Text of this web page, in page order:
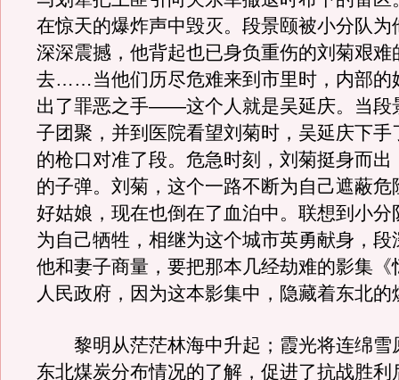
在惊天的爆炸声中毁灭。段景颐被小分队为
深深震撼，他背起也已身负重伤的刘菊艰难
去……当他们历尽危难来到市里时，内部的
出了罪恶之手——这个人就是吴延庆。当段
子团聚，并到医院看望刘菊时，吴延庆下手
的枪口对准了段。危急时刻，刘菊挺身而出
的子弹。刘菊，这个一路不断为自己遮蔽危
好姑娘，现在也倒在了血泊中。联想到小分
为自己牺牲，相继为这个城市英勇献身，段
他和妻子商量，要把那本几经劫难的影集《
人民政府，因为这本影集中，隐藏着东北的
黎明从茫茫林海中升起；霞光将连绵雪
东北煤炭分布情况的了解，促进了抗战胜利